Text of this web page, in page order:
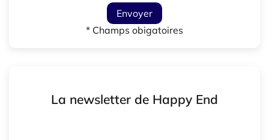
Envoyer
* Champs obigatoires
La newsletter de Happy End